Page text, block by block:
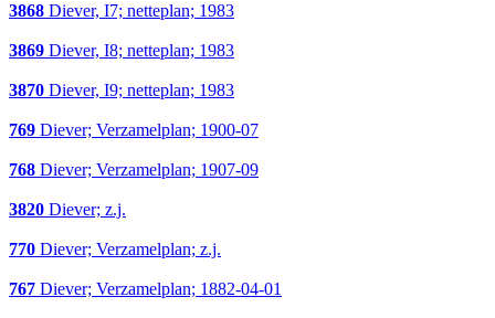
3868 Diever, I7; netteplan; 1983
3869 Diever, I8; netteplan; 1983
3870 Diever, I9; netteplan; 1983
769 Diever; Verzamelplan; 1900-07
768 Diever; Verzamelplan; 1907-09
3820 Diever; z.j.
770 Diever; Verzamelplan; z.j.
767 Diever; Verzamelplan; 1882-04-01